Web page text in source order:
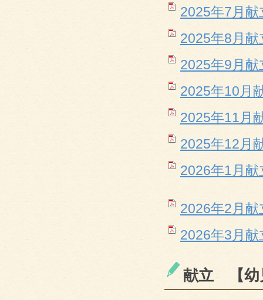
2025年7月献
2025年8月
2025年9月献
2025年10月
2025年11月
2025年12月
2026年1月献
2026年2月
2026年3月
献立 【幼